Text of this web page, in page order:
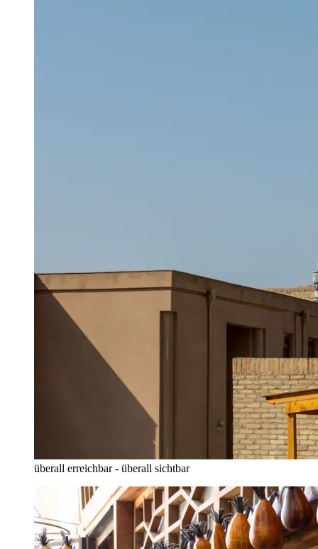
überall erreichbar - überall sichtbar